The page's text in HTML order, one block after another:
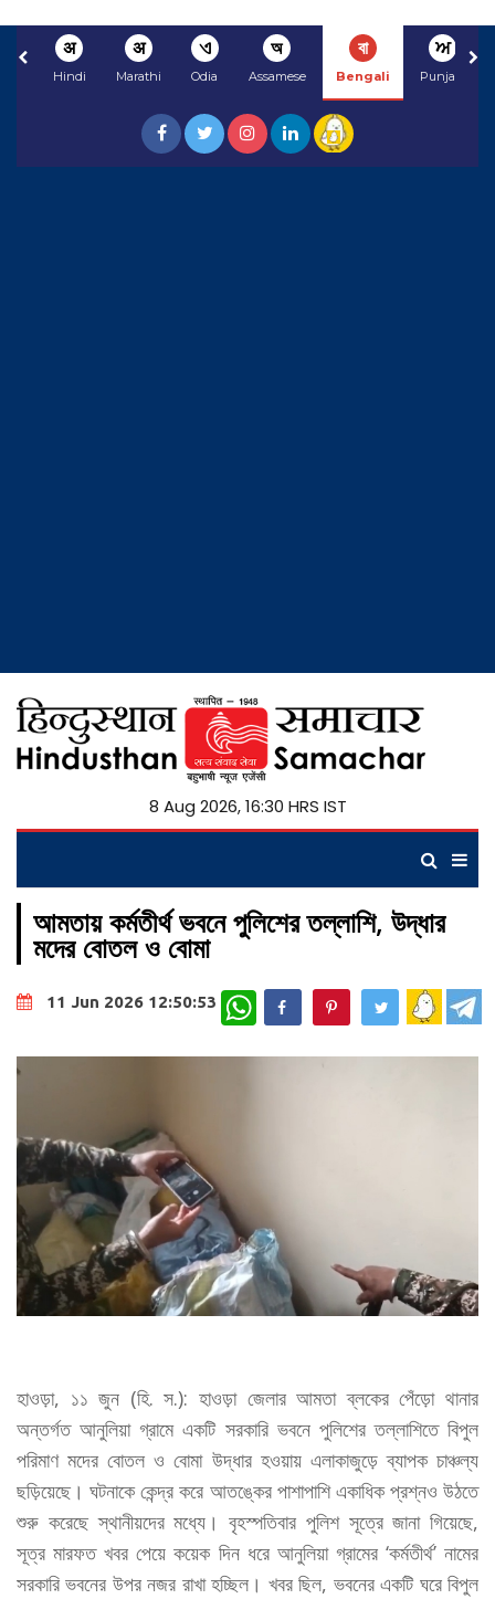
अ
Hindi
अ
Marathi
ଏ
Odia
অ
Assamese
বা
Bengali
ਅ
Punjabi
8 Aug 2026, 16:30 HRS IST
আমতায় কর্মতীর্থ ভবনে পুলিশের তল্লাশি, উদ্ধার
মদের বোতল ও বোমা
11 Jun 2026 12:50:53 WhatsApp
হাওড়া, ১১ জুন (হি. স.): হাওড়া জেলার আমতা ব্লকের পেঁড়ো থানার
অন্তর্গত আনুলিয়া গ্রামে একটি সরকারি ভবনে পুলিশের তল্লাশিতে বিপুল
পরিমাণ মদের বোতল ও বোমা উদ্ধার হওয়ায় এলাকাজুড়ে ব্যাপক চাঞ্চল্য
ছড়িয়েছে। ঘটনাকে কেন্দ্র করে আতঙ্কের পাশাপাশি একাধিক প্রশ্নও উঠতে
শুরু করেছে স্থানীয়দের মধ্যে। বৃহস্পতিবার পুলিশ সূত্রে জানা গিয়েছে,
সূত্র মারফত খবর পেয়ে কয়েক দিন ধরে আনুলিয়া গ্রামের ‘কর্মতীর্থ’ নামের
সরকারি ভবনের উপর নজর রাখা হচ্ছিল। খবর ছিল, ভবনের একটি ঘরে বিপুল